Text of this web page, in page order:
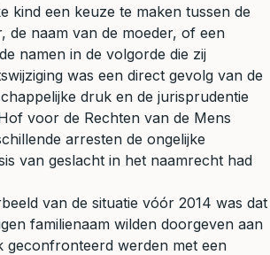
kind een keuze te maken tussen de
de naam van de moeder, of een
namen in de volgorde die zij
was een direct gevolg van de
druk en de jurisprudentie
voor de Rechten van de Mens
arresten de ongelijke
van geslacht in het naamrecht had
van de situatie vóór 2014 was dat
familienaam wilden doorgeven aan
geconfronteerd werden met een